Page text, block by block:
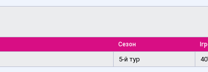
Сезон
5-й тур 40'